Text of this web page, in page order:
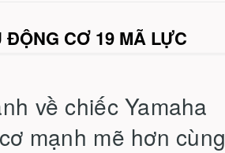
ĐỘNG CƠ 19 MÃ LỰC
về chiếc Yamaha
mạnh mẽ hơn cùng